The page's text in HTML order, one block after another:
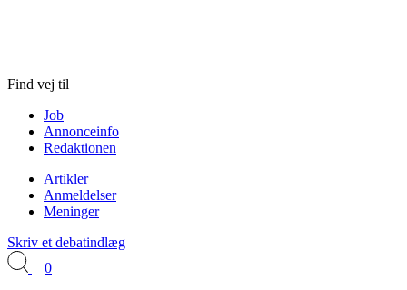
Find vej til
Job
Annonceinfo
Redaktionen
Artikler
Anmeldelser
Meninger
Skriv et debatindlæg
0